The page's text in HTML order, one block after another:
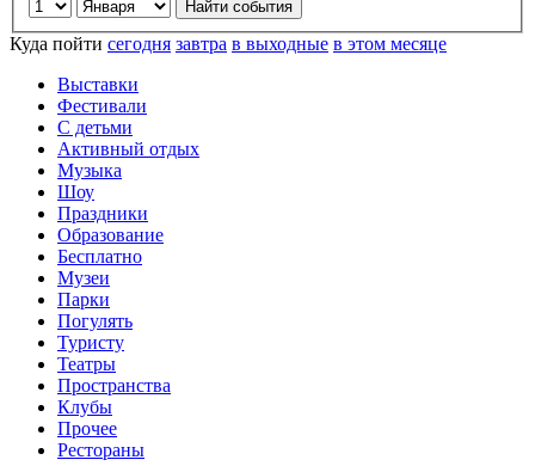
Куда пойти сегодня завтра в выходные в этом месяце
Выставки
Фестивали
С детьми
Активный отдых
Музыка
Шоу
Праздники
Образование
Бесплатно
Музеи
Парки
Погулять
Туристу
Театры
Пространства
Клубы
Прочее
Рестораны